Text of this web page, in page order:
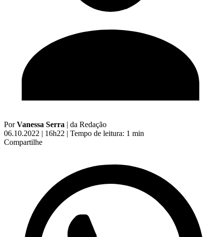
PorVanessa Serra | da Redação
06.10.2022 | 16h22 | Tempo de leitura: 1 min
Compartilhe